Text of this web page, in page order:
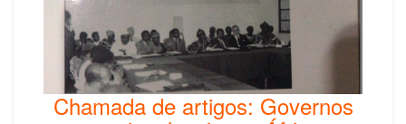
Chamada de artigos: Governos